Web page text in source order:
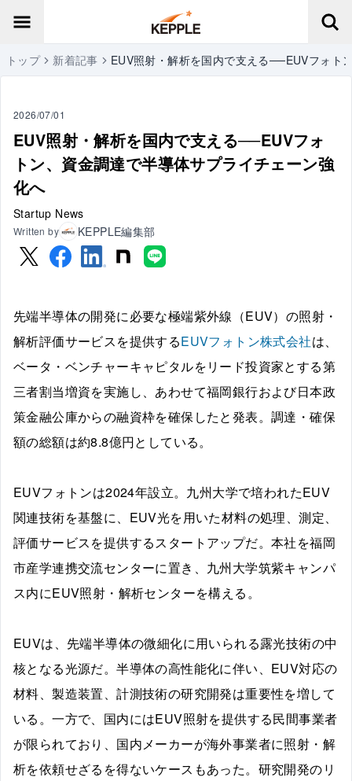
トップ 新着記事 EUV照射・解析を国内で支える──EUVフォト
2026/07/01
EUV照射・解析を国内で支える──EUVフォ
トン、資金調達で半導体サプライチェーン強
化へ
Startup News
Written by KEPPLE編集部
先端半導体の開発に必要な極端紫外線（EUV）の照射・
解析評価サービスを提供するEUVフォトン株式会社は、
ベータ・ベンチャーキャピタルをリード投資家とする第
三者割当増資を実施し、あわせて福岡銀行および日本政
策金融公庫からの融資枠を確保したと発表。調達・確保
額の総額は約8.8億円としている。
EUVフォトンは2024年設立。九州大学で培われたEUV
関連技術を基盤に、EUV光を用いた材料の処理、測定、
評価サービスを提供するスタートアップだ。本社を福岡
市産学連携交流センターに置き、九州大学筑紫キャンパ
ス内にEUV照射・解析センターを構える。
EUVは、先端半導体の微細化に用いられる露光技術の中
核となる光源だ。半導体の高性能化に伴い、EUV対応の
材料、製造装置、計測技術の研究開発は重要性を増して
いる。一方で、国内にはEUV照射を提供する民間事業者
が限られており、国内メーカーが海外事業者に照射・解
析を依頼せざるを得ないケースもあった。研究開発のリ